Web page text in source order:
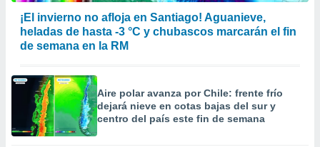
¡El invierno no afloja en Santiago! Aguanieve,
heladas de hasta -3 °C y chubascos marcarán el fin
de semana en la RM
Aire polar avanza por Chile: frente frío
dejará nieve en cotas bajas del sur y
centro del país este fin de semana